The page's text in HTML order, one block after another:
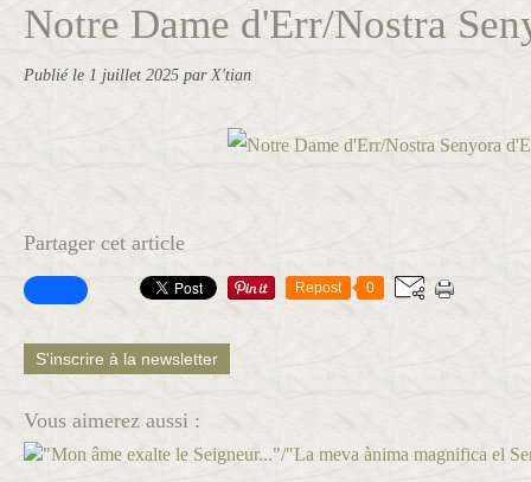
Notre Dame d'Err/Nostra
Publié le 1 juillet 2025 par X'tian
Partager cet article
Repost 0
S'inscrire à la newsletter
Vous aimerez aussi :